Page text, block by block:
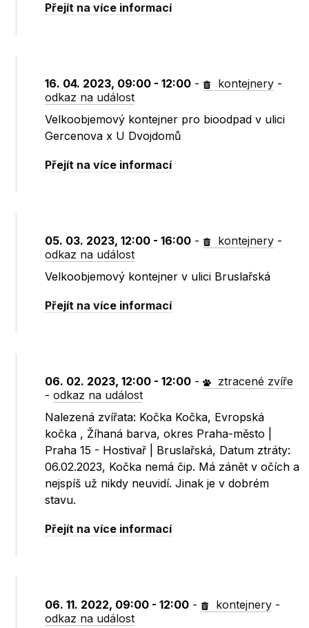
Přejít na více informací
16. 04. 2023, 09:00 - 12:00 - kontejnery -
odkaz na událost
Velkoobjemový kontejner pro bioodpad v ulici
Gercenova x U Dvojdomů
Přejít na více informací
05. 03. 2023, 12:00 - 16:00 - kontejnery -
odkaz na událost
Velkoobjemový kontejner v ulici Bruslařská
Přejít na více informací
06. 02. 2023, 12:00 - 12:00 -
ztracené zvíře
-odkaz na událost
Nalezená zvířata: Kočka Kočka, Evropská
kočka , Žíhaná barva, okres Praha-město |
Praha 15 - Hostivař | Bruslařská, Datum ztráty:
06.02.2023, Kočka nemá čip. Má zánět v očích a
nejspíš už nikdy neuvidí. Jinak je v dobrém
stavu.
Přejít na více informací
06. 11. 2022, 09:00 - 12:00 - kontejnery -
odkaz na událost